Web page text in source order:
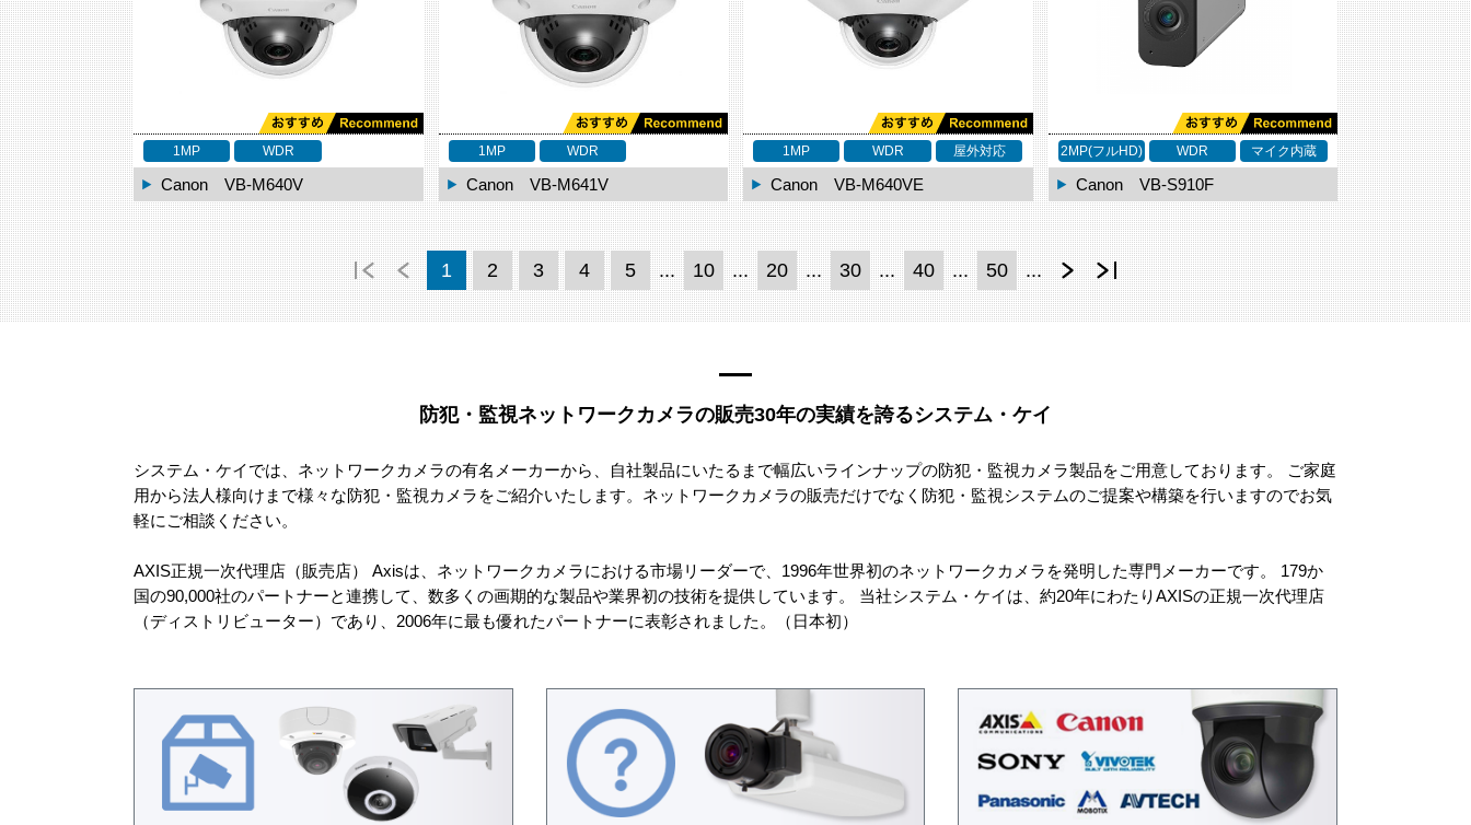
1MP WDR
Canon VB-M640V
1MP WDR
Canon VB-M641V
1MP WDR 屋外対応
Canon VB-M640VE
2MP(フルHD) WDR マイク内蔵
Canon VB-S910F
1 2 3 4 5 ... 10 ... 20 ... 30 ... 40 ... 50 ...
防犯・監視ネットワークカメラの販売30年の実績を誇るシステム・ケイ
システム・ケイでは、ネットワークカメラの有名メーカーから、自社製品にいたるまで幅広いラインナップの防犯・監視カメラ製品をご用意しております。 ご家庭
用から法人様向けまで様々な防犯・監視カメラをご紹介いたします。ネットワークカメラの販売だけでなく防犯・監視システムのご提案や構築を行いますのでお気
軽にご相談ください。
AXIS正規一次代理店（販売店） Axisは、ネットワークカメラにおける市場リーダーで、1996年世界初のネットワークカメラを発明した専門メーカーです。 179か
国の90,000社のパートナーと連携して、数多くの画期的な製品や業界初の技術を提供しています。 当社システム・ケイは、約20年にわたりAXISの正規一次代理店
（ディストリビューター）であり、2006年に最も優れたパートナーに表彰されました。（日本初）